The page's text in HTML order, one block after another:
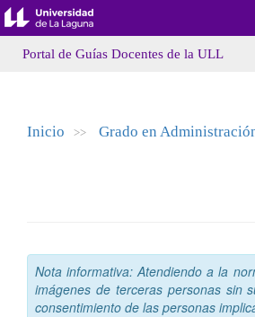
Portal de Guías Docentes de la ULL
Inicio >> Grado en
Nota informativa: Atendiendo a la
imágenes de terceras personas sin
consentimiento de las personas